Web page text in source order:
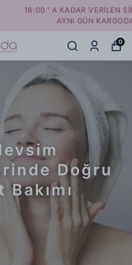
VERİLEN SİPARİŞLER
GÜN KARGODA
0
Doğru
Bakımı